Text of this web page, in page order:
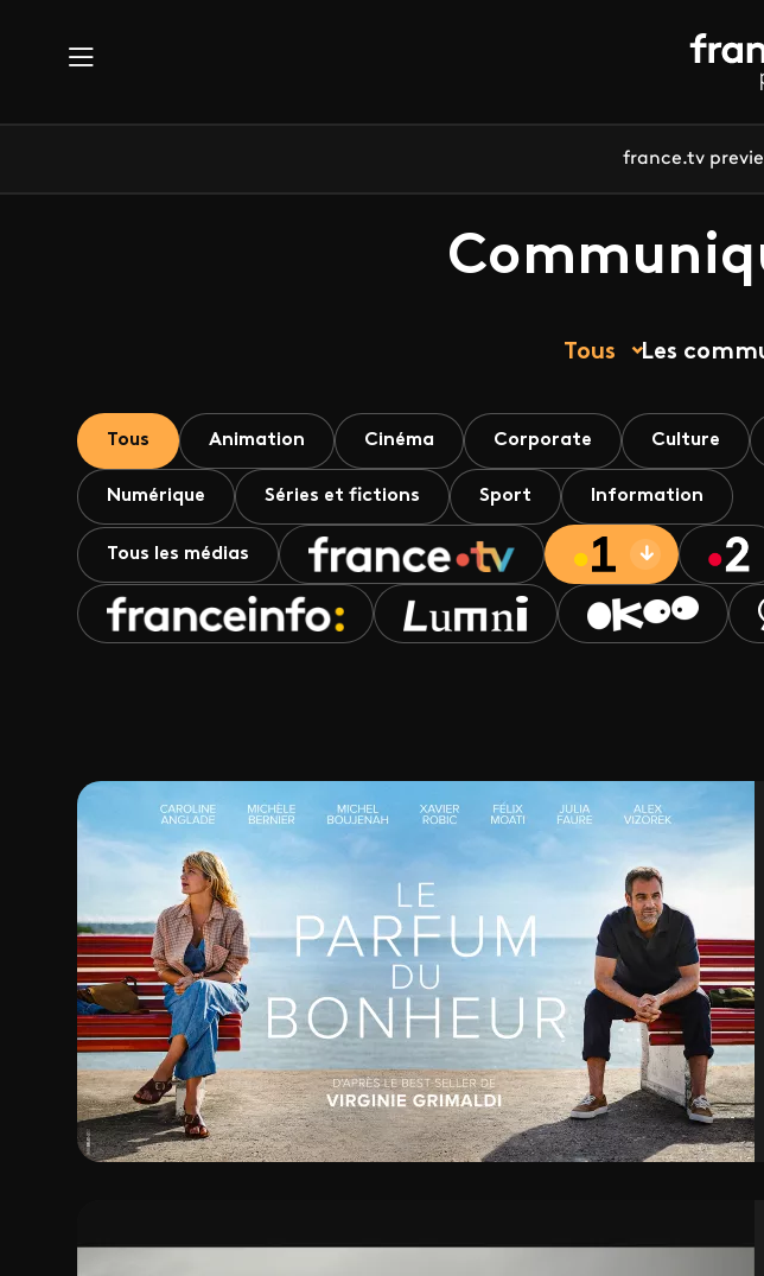
france.tv
Tous Les
Tous Animation Cinéma Corporate Culture
Numérique Séries et fictions Sport Information
Tous les médias